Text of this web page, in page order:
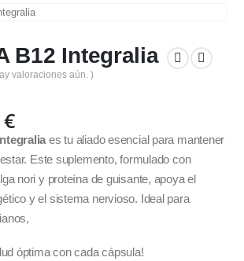
B12 Integralia
valoraciones aún. )
€
precio
actual
es:
5.27 €.
es tu aliado esencial para mantener
Este suplemento, formulado con
nori y proteína de guisante, apoya el
y el sistema nervioso. Ideal para
óptima con cada cápsula!